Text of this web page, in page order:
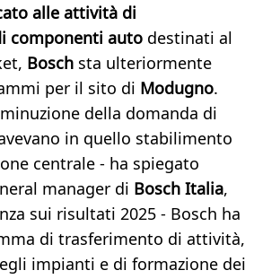
alle attività di
componenti auto destinati al
Bosch sta ulteriormente
per il sito di Modugno.
della domanda di
in quello stabilimento
centrale - ha spiegato
manager di Bosch Italia,
sui risultati 2025 - Bosch ha
di trasferimento di attività,
impianti e di formazione dei